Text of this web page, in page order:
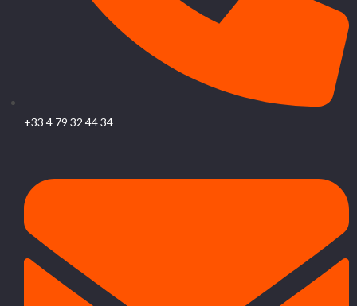
+33 4 79 32 44 34